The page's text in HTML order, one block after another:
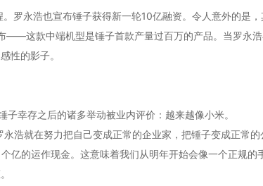
罗永浩也宣布锤子获得新一轮10亿融资。令人意外的是，
——这款中端机型是锤子首款产量过百万的产品。当罗永
性的影子。
幸存之后的诸多举动被业内评价：越来越像小米。
浩就在努力把自己变成正常的企业家，把锤子变成正常
亿的运作现金。这意味着我们从明年开始会像一个正规